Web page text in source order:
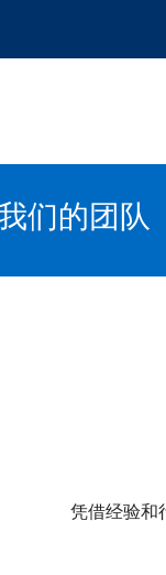
们的团队
凭借经验和